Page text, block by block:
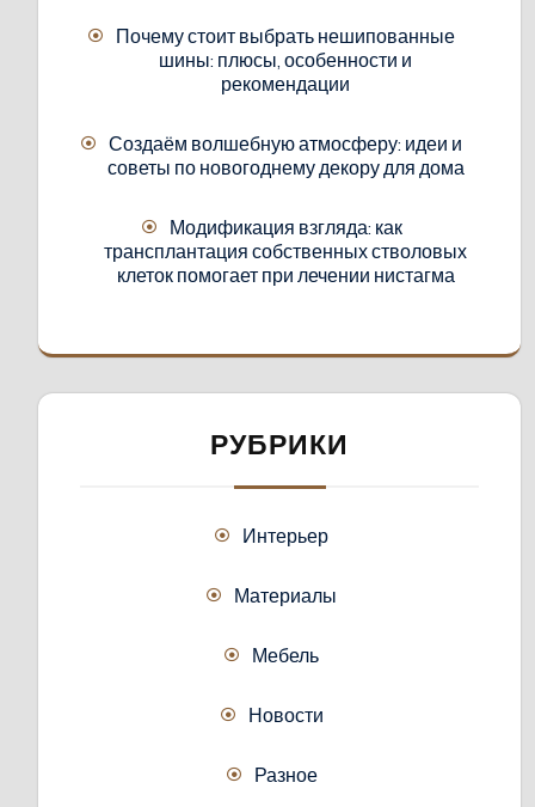
Почему стоит выбрать нешипованные
шины: плюсы, особенности и
рекомендации
Создаём волшебную атмосферу: идеи и
советы по новогоднему декору для дома
Модификация взгляда: как
трансплантация собственных стволовых
клеток помогает при лечении нистагма
РУБРИКИ
Интерьер
Материалы
Мебель
Новости
Разное